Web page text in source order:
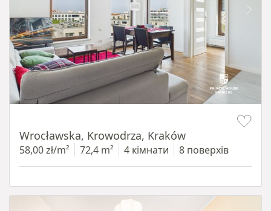
Wrocławska, Krowodrza, Kraków
58,00 zł/m² 72,4 m² 4 кімнати 8 поверхів